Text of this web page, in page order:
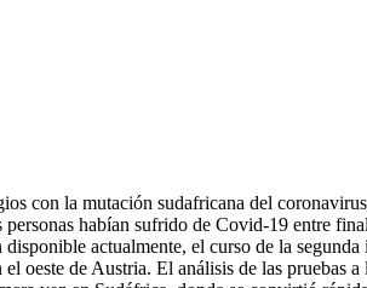
con la mutación sudafricana del
habían sufrido de Covid-19 entre
actualmente, el curso de la
de Austria. El análisis de las pruebas